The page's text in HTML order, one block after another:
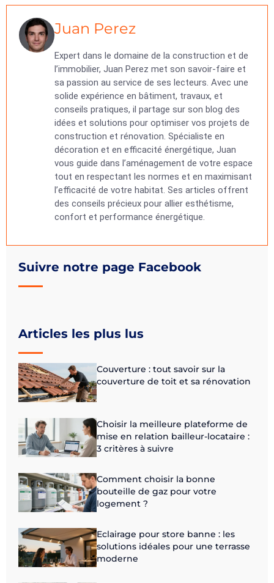
Suivre notre page Facebook
Articles les plus lus
Couverture : tout savoir sur la
couverture de toit et sa rénovation
Choisir la meilleure plateforme de
mise en relation bailleur-locataire :
3 critères à suivre
Comment choisir la bonne
bouteille de gaz pour votre
logement ?
Eclairage pour store banne : les
solutions idéales pour une terrasse
moderne
Juan Perez
Expert dans le domaine de la construction et de
l’immobilier, Juan Perez met son savoir-faire et
sa passion au service de ses lecteurs. Avec une
solide expérience en bâtiment, travaux, et
conseils pratiques, il partage sur son blog des
idées et solutions pour optimiser vos projets de
construction et rénovation. Spécialiste en
décoration et en efficacité énergétique, Juan
vous guide dans l’aménagement de votre espace
tout en respectant les normes et en maximisant
l’efficacité de votre habitat. Ses articles offrent
des conseils précieux pour allier esthétisme,
confort et performance énergétique.